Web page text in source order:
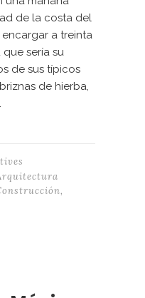
de la costa del
a treinta
sería su
de sus típicos
de hierba,
,